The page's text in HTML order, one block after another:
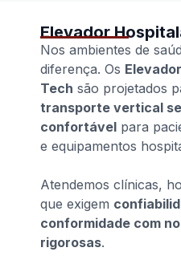
Elevador
Nos ambientes de
diferença. Os
Tech são projetados
transporte vertical
confortável para
e equipamentos
Atendemos clínicas,
que exigem
conformidade com
rigorosas.